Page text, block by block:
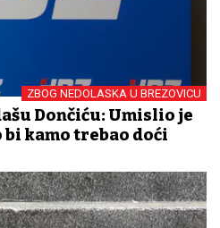
ZBOG NEDOLASKA U BREZOVICU
Dončiću: Umislio je
kamo trebao doći